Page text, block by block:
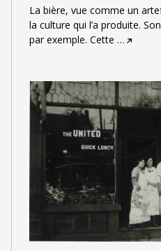
La bière, vue comme un
la culture qui l’a produite.
par exemple. Cette …